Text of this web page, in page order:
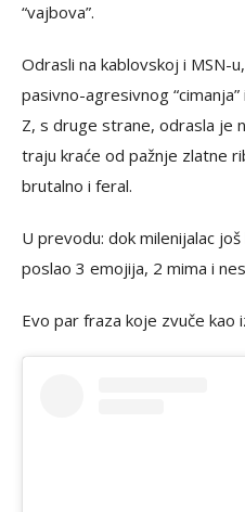
“vajbova”.
Odrasli na kablovskoj i MSN-
pasivno-agresivnog
Z, s druge strane, odrasla je
traju kraće od pažnje zlatne
brutalno i feral.
U prevodu: dok milenijalac još
poslao 3 emojija, 2 mima i
Evo par fraza koje zvuče kao